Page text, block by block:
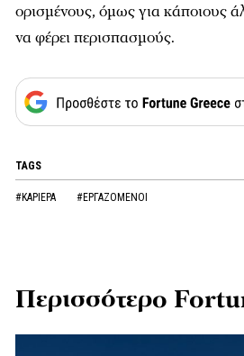
ορισμένους, όμως για κάποιους
να φέρει περισπασμούς.
TAGS
#ΚΑΡΙΕΡΑ #ΕΡΓΑΖΟΜΕΝΟΙ
Περισσότερο